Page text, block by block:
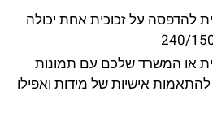
להדפסה על זכוכית אחת יכולה
או המשרד שלכם עם תמונות
אישיות של מידות ואפילו